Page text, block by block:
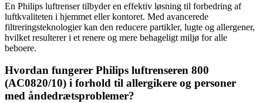
En Philips luftrenser tilbyder en effektiv løsning til forbedring af
luftkvaliteten i hjemmet eller kontoret. Med avancerede
filtreringsteknologier kan den reducere partikler, lugte og allergener,
hvilket resulterer i et renere og mere behageligt miljø for alle
beboere.
Hvordan fungerer Philips luftrenseren 800
(AC0820/10) i forhold til allergikere og personer
med åndedrætsproblemer?